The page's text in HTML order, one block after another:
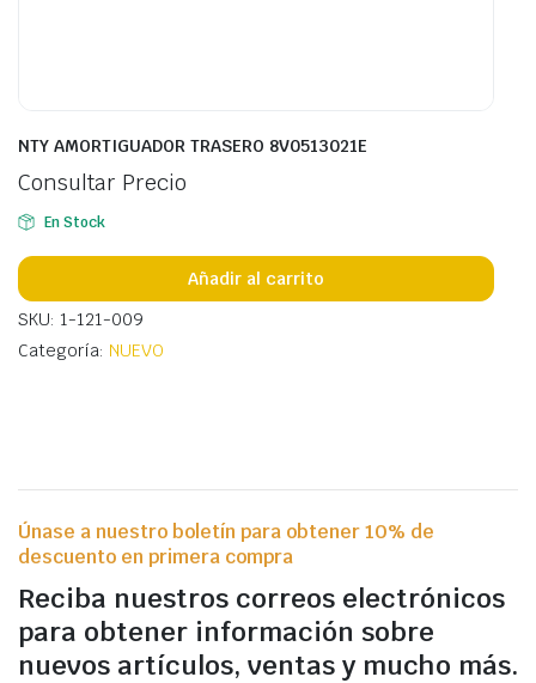
NTY AMORTIGUADOR TRASERO 8V0513021E
Consultar Precio
En Stock
Añadir al carrito
SKU: 1-121-009
Categoría: NUEVO
Únase a nuestro boletín para obtener 10% de
descuento en primera compra
Reciba nuestros correos electrónicos
para obtener información sobre
nuevos artículos, ventas y mucho más.